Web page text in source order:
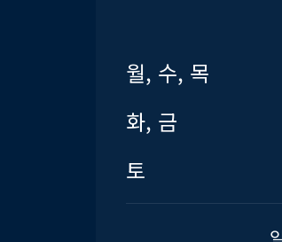
월, 수, 목
화, 금
토